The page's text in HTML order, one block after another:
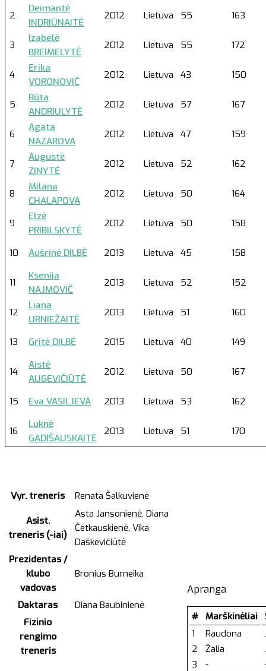
2
Deimantė
INDRIŪNAITĖ
2012 Lietuva 55 163
3
Izabelė
BREIMELYTĖ
2012 Lietuva 55 172
4
Erika
VORONOVIČ
2012 Lietuva 43 150
5
Rūta
ANDRIULYTĖ
2012 Lietuva 57 167
6
Agata
NAZAROVA
2012 Lietuva 47 159
7
Augustė
ZINYTĖ
2012 Lietuva 52 162
8
Milana
CHALAPOVA
2012 Lietuva 50 164
9
Elzė
PRIBILSKYTĖ
2012 Lietuva 50 158
10 Aušrinė DILBĖ 2013 Lietuva 45 158
11
Ksenija
NAJMOVIČ
2013 Lietuva 52 152
12
Liana
URNIEŽAITĖ
2013 Lietuva 51 160
13 Gritė DILBĖ 2015 Lietuva 40 149
14
Aistė
AUGEVIČIŪTĖ
2012 Lietuva 50 167
15 Eva VASILJEVA 2013 Lietuva 53 162
16
Luknė
GADIŠAUSKAITĖ
2013 Lietuva 51 170
Vyr. treneris Renata Šalkuvienė
Asist.
treneris (-iai)
Asta Jansonienė, Diana
Četkauskienė, Vika
Daškevičiūtė
Prezidentas /
klubo
vadovas
Bronius Burneika
Daktaras
Diana Baubinienė
Fizinio
rengimo
treneris
Apranga
# Marškinėliai
1
Raudona
2
Žalia
3
-